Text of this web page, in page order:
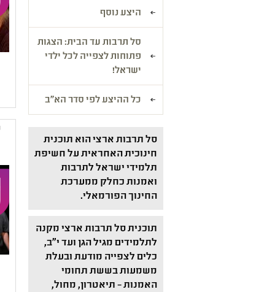
היצע נוסף
סל תרבות עד הבית: הצגות
פתוחות לצפייה לכל ילדי
ישראל!
כל ההיצע לפי סדר הא"ב
סל תרבות ארצי הוא תוכנית
חינוכית האחראית על חשיפת
תלמידי ישראל לתרבות
ואמנות כחלק ממערכת
החינוך הפורמאלי.
תוכנית סל תרבות ארצי מקנה
לתלמידים מגיל הגן ועד י"ב,
כלים לצפייה מודעת ובעלת
משמעות בששת תחומי
האמנות – תיאטרון, מחול,